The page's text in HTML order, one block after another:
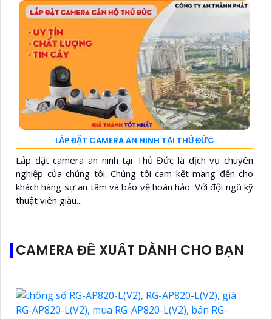
LẮP ĐẶT CAMERA AN NINH TẠI THỦ ĐỨC
Lắp đặt camera an ninh tại Thủ Đức là dịch vụ chuyên
nghiệp của chúng tôi. Chúng tôi cam kết mang đến cho
khách hàng sự an tâm và bảo vệ hoàn hảo. Với đội ngũ kỹ
thuật viên giàu...
CAMERA ĐỀ XUẤT DÀNH CHO BẠN